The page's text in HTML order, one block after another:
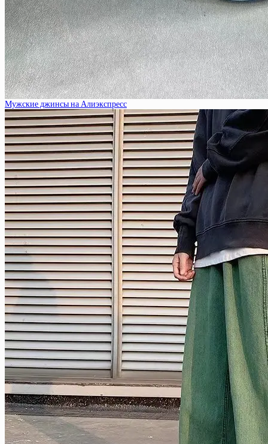
Мужские джинсы на Алиэкспресс